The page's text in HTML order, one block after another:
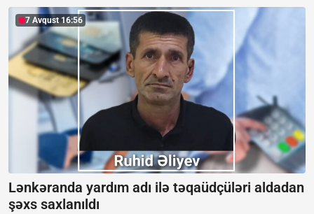
7 Avqust 16:56
Lənkəranda yardım adı ilə təqaüdçüləri aldadan
şəxs saxlanıldı